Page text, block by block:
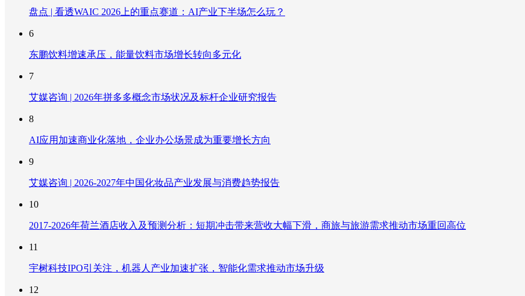
盘点 | 看透WAIC 2026上的重点赛道：AI产业下半场怎么玩？
6
东鹏饮料增速承压，能量饮料市场增长转向多元化
7
艾媒咨询 | 2026年拼多多概念市场状况及标杆企业研究报告
8
AI应用加速商业化落地，企业办公场景成为重要增长方向
9
艾媒咨询 | 2026-2027年中国化妆品产业发展与消费趋势报告
10
2017-2026年荷兰酒店收入及预测分析：短期冲击带来营收大幅下滑，商旅与旅游需求推动市场重回高位
11
宇树科技IPO引关注，机器人产业加速扩张，智能化需求推动市场升级
12